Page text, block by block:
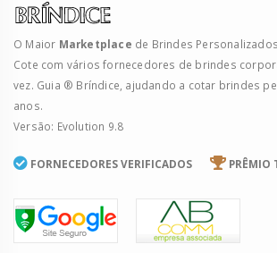
O Maior Marketplace de Brindes
Cote com vários fornecedores de brindes
vez. Guia ® Bríndice, ajudando a cotar brindes
anos.
Versão: Evolution 9.8
FORNECEDORES VERIFICADOS PRÊMIO